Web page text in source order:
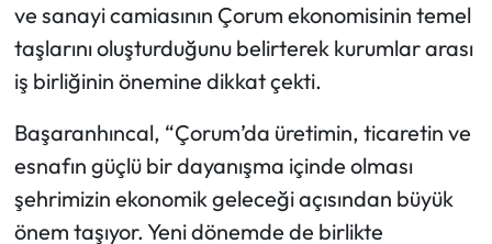
ve sanayi camiasının Çorum ekonomisinin temel
taşlarını oluşturduğunu belirterek kurumlar arası
iş birliğinin önemine dikkat çekti.
Başaranhıncal, “Çorum’da üretimin, ticaretin ve
esnafın güçlü bir dayanışma içinde olması
şehrimizin ekonomik geleceği açısından büyük
önem taşıyor. Yeni dönemde de birlikte
Laçin Haberleri
Magazin
Mecitözü Haberleri
Oğuzlar Haberleri